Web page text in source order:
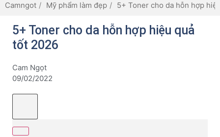
Camngot Mỹ phẩm làm đẹp 5+ Toner cho da hỗn hợp
5+ Toner cho da hỗn hợp hiệu quả
tốt 2026
Cam Ngọt
09/02/2022